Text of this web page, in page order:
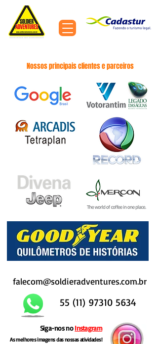
Nossos principais clientes e parceiros
falecom@soldieradventures.com.br
55 (11) 97310 5634
Siga-nos noInstagram
As melhores imagens das nossas atividades!